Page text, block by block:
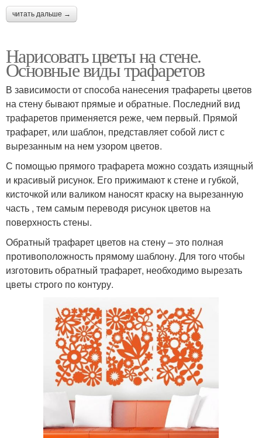
читать дальше →
Нарисовать цветы на стене.
Основные виды трафаретов
В зависимости от способа нанесения трафареты цветов
на стену бывают прямые и обратные. Последний вид
трафаретов применяется реже, чем первый. Прямой
трафарет, или шаблон, представляет собой лист с
вырезанным на нем узором цветов.
С помощью прямого трафарета можно создать изящный
и красивый рисунок. Его прижимают к стене и губкой,
кисточкой или валиком наносят краску на вырезанную
часть , тем самым переводя рисунок цветов на
поверхность стены.
Обратный трафарет цветов на стену – это полная
противоположность прямому шаблону. Для того чтобы
изготовить обратный трафарет, необходимо вырезать
цветы строго по контуру.